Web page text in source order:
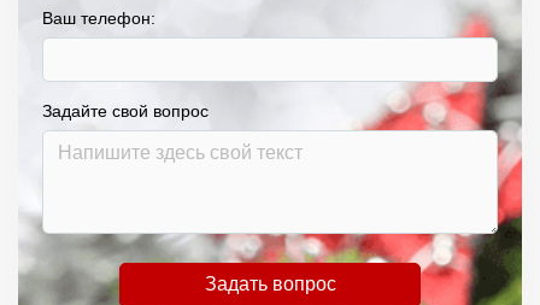
Ваш телефон:
Задайте свой вопрос
Задать вопрос